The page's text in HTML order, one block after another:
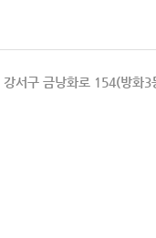
서구 금낭화로 154(방화3